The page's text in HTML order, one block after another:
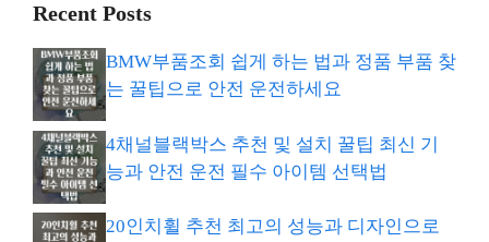
Recent Posts
BMW부품조회 쉽게 하는 법과 정품 부품 찾
는 꿀팁으로 안전 운전하세요
4채널블랙박스 추천 및 설치 꿀팁 최신 기
능과 안전 운전 필수 아이템 선택법
20인치휠 추천 최고의 성능과 디자인으로